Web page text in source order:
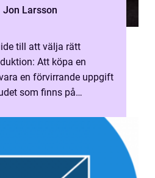
Jon Larsson
till att välja rätt
Att köpa en
en förvirrande uppgift
som finns på